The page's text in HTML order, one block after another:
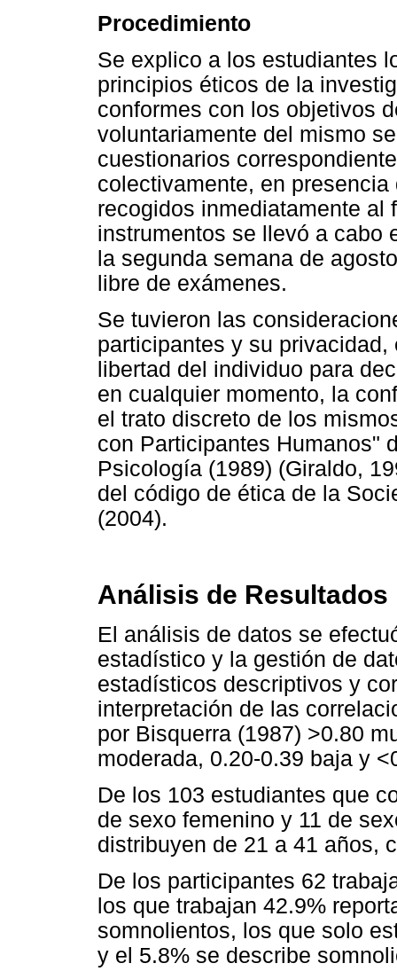
Procedimiento
Se explico a los estudiantes
principios éticos de la
conformes con los objetivos
voluntariamente del mismo
cuestionarios
colectivamente, en
recogidos inmediatamente al
instrumentos se llevó a cabo
la segunda semana de
libre de exámenes.
Se tuvieron las
participantes y su
libertad del individuo para
en cualquier momento, la
el trato discreto de los
con Participantes Humanos"
Psicología (1989) (Giraldo,
del código de ética de la
(2004).
Análisis de Resultados
El análisis de datos se
estadístico y la gestión de
estadísticos descriptivos y
interpretación de las
por Bisquerra (1987) >0.80
moderada, 0.20-0.39 baja y
De los 103 estudiantes que
de sexo femenino y 11 de
distribuyen de 21 a 41 años,
De los participantes 62
los que trabajan 42.9%
somnolientos, los que solo
y el 5.8% se describe